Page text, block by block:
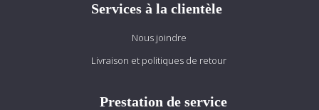
Services à la clientèle
Nous joindre
Livraison et politiques de retour
Prestation de service